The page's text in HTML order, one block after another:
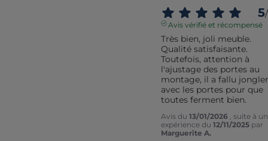
5/
Avis vérifié et récompensé
Très bien, joli meuble.
Qualité satisfaisante.
Toutefois, attention à
l'ajustage des portes au
montage, il a fallu jongler
avec les portes pour que
toutes ferment bien.
Avis du 13/01/2026
, suite à
expérience du 12/11/2025 par
Marguerite A.